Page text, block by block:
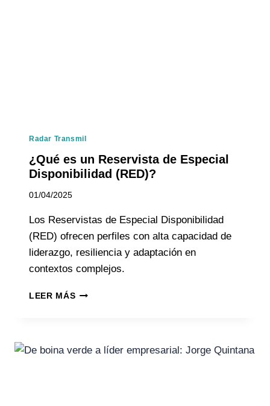
Radar Transmil
¿Qué es un Reservista de Especial
Disponibilidad (RED)?
01/04/2025
Los Reservistas de Especial Disponibilidad
(RED) ofrecen perfiles con alta capacidad de
liderazgo, resiliencia y adaptación en
contextos complejos.
LEER MÁS